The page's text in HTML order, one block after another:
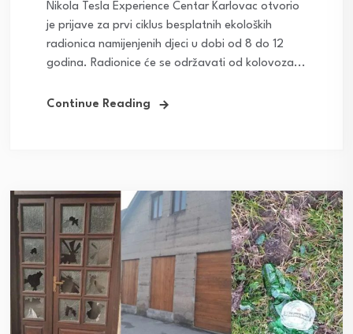
Nikola Tesla Experience Centar Karlovac otvorio
je prijave za prvi ciklus besplatnih ekoloških
radionica namijenjenih djeci u dobi od 8 do 12
godina. Radionice će se održavati od kolovoza...
Continue Reading